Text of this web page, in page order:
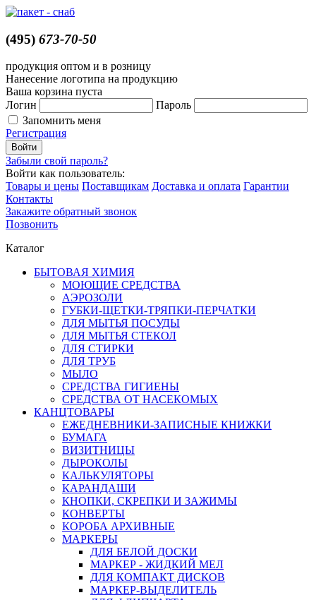
(495) 673-70-50
продукция оптом и в розницу
Нанесение логотипа на продукцию
Ваша корзина пуста
Логин
Пароль
Запомнить меня
Регистрация
Забыли свой пароль?
Войти как пользователь:
Товары и цены Поставщикам Доставка и оплата Гарантии
Контакты
Закажите обратный звонок
Позвонить
Каталог
БЫТОВАЯ ХИМИЯ
МОЮЩИЕ СРЕДСТВА
АЭРОЗОЛИ
ГУБКИ-ЩЕТКИ-ТРЯПКИ-ПЕРЧАТКИ
ДЛЯ МЫТЬЯ ПОСУДЫ
ДЛЯ МЫТЬЯ СТЕКОЛ
ДЛЯ СТИРКИ
ДЛЯ ТРУБ
МЫЛО
СРЕДСТВА ГИГИЕНЫ
СРЕДСТВА ОТ НАСЕКОМЫХ
КАНЦТОВАРЫ
ЕЖЕДНЕВНИКИ-ЗАПИСНЫЕ КНИЖКИ
БУМАГА
ВИЗИТНИЦЫ
ДЫРОКОЛЫ
КАЛЬКУЛЯТОРЫ
КАРАНДАШИ
КНОПКИ, СКРЕПКИ И ЗАЖИМЫ
КОНВЕРТЫ
КОРОБА АРХИВНЫЕ
МАРКЕРЫ
ДЛЯ БЕЛОЙ ДОСКИ
МАРКЕР - ЖИДКИЙ МЕЛ
ДЛЯ КОМПАКТ ДИСКОВ
МАРКЕР-ВЫДЕЛИТЕЛЬ